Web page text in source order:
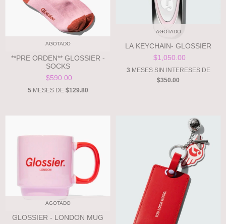
AGOTADO
**PRE ORDEN** GLOSSIER -
SOCKS
$590.00
5MESES DE $129.80
AGOTADO
LA KEYCHAIN- GLOSSIER
$1,050.00
3 MESES SIN INTERESES DE
$350.00
AGOTADO
GLOSSIER - LONDON MUG